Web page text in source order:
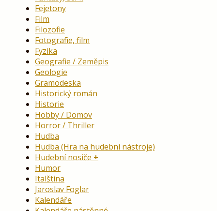
Fejetony
Film
Filozofie
Fotografie, film
Fyzika
Geografie / Zeměpis
Geologie
Gramodeska
Historický román
Historie
Hobby / Domov
Horror / Thriller
Hudba
Hudba (Hra na hudební nástroje)
Hudební nosiče
Humor
Italština
Jaroslav Foglar
Kalendáře